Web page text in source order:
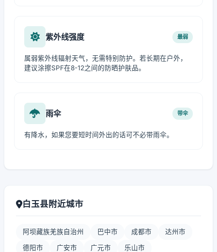
紫外线强度 最弱
属弱紫外线辐射天气，无需特别防护。若长期在户外，
建议涂擦SPF在8-12之间的防晒护肤品。
雨伞 带伞
有降水，如果您要短时间外出的话可不必带雨伞。
白玉县附近城市
阿坝藏族羌族自治州 巴中市 成都市 达州市
德阳市 广安市 广元市 乐山市